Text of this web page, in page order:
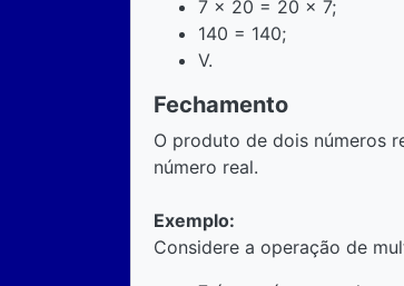
7 x 20 = 20 x 7;
140 = 140;
V.
Fechamento
O produto de dois números
número real.
Exemplo:
Considere a operação de